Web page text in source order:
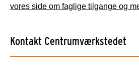
vores side om faglige tilgange og
Kontakt Centrumværkstedet